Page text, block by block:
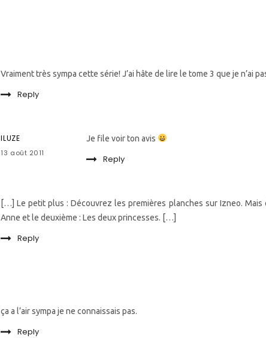
Vraiment très sympa cette série! J’ai hâte de lire le tome 3 que je n’ai
Reply
ILUZE
13 août 2011
Je file voir ton avis
Reply
[…] Le petit plus : Découvrez les premières planches sur Izneo. Mais
Anne et le deuxième : Les deux princesses. […]
Reply
ça a l’air sympa je ne connaissais pas.
Reply